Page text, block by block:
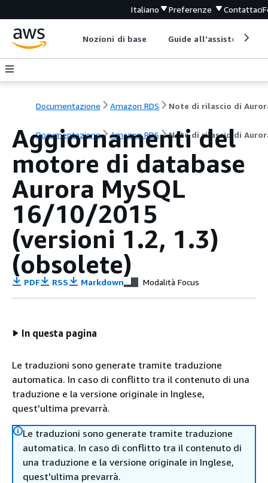
Italiano Preferenze Contattaci
Nozioni di base Guide all'assistenza
Documentazione Amazon RDS
Documentazione Amazon RDS Note di rilascio di
Aggiornamenti del
motore di database
Aurora MySQL
16/10/2015
(versioni 1.2, 1.3)
(obsolete)
PDF RSS Markdown Modalità Focus
In questa pagina
Le traduzioni sono generate tramite traduzione
automatica. In caso di conflitto tra il contenuto di una
traduzione e la versione originale in Inglese,
quest'ultima prevarrà.
Le traduzioni sono generate tramite traduzione
automatica. In caso di conflitto tra il contenuto di
una traduzione e la versione originale in Inglese,
quest'ultima prevarrà.